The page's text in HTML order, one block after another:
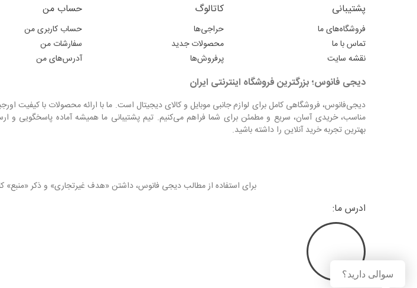
پشتیبانی
فروشگاه‌های ما
تماس با ما
نقشه سایت
کاتالوگ
حراجی‌ها
محصولات جدید
پرفروش‌ها
حساب من
حساب کاربری من
سفارشات من
آدرس‌های من
دیجی فانوس؛ بزرگترین فروشگاه اینترنتی ایران
دیجی‌فانوس، فروشگاهی کامل برای لوازم جانبی موبایل و کالای دیجیتال است. ما با ارائه محصولات با کیفیت
مناسب، خریدی آسان، سریع و مطمئن برای شما فراهم می‌کنیم. تیم پشتیبانی ما همیشه آماده پاسخگویی و
بهترین تجربه خرید آنلاین را داشته باشید.
برای استفاده از مطالب دیجی فانوس، داشتن «هدف غیرتجاری» و ذکر
ادرس ما:
سوالی دارید؟